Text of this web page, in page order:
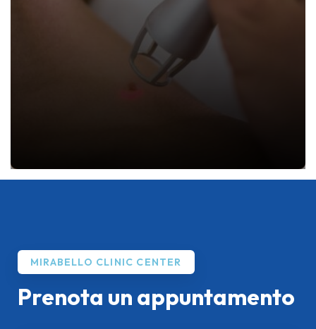
MIRABELLO CLINIC CENTER
Prenota un appuntamento